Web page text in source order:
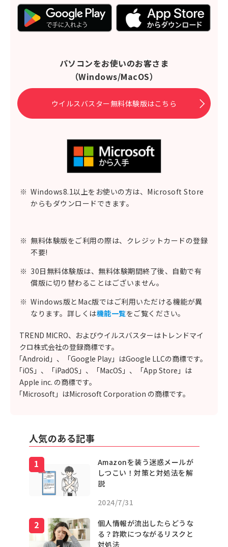
パソコンをお使いのお客さま
（Windows/MacOS）
ウイルスバスター無料体験版はこちら
※ Windows8.1以上をお使いの方は、Microsoft Store
からもダウンロードできます。
※ 無料体験版をご利用の際は、クレジットカードの登録
不要!
※ 30日無料体験版は、無料体験期間終了後、自動で有
償版に切り替わることはございません。
※ Windows版とMac版ではご利用いただける機能が異
なります。詳しくは機能一覧をご覧ください。
TREND MICRO、およびウイルスバスターはトレンドマイ
クロ株式会社の登録商標です。
「Android」、「Google Play」はGoogle LLCの商標です。
「iOS」、「iPadOS」、「MacOS」、「App Store」は
Apple inc. の商標です。
「Microsoft」はMicrosoft Corporation の商標です。
人気のある記事
Amazonを装う迷惑メールが
しつこい！対策と対処法を解
説
2024/7/31
個人情報が流出したらどうな
る？詐欺につながるリスクと
対処法